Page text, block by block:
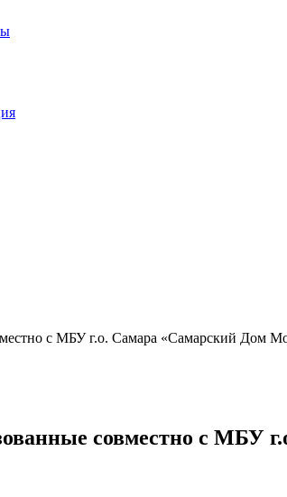
с МБУ г.о. Самара «Самарский Дом
совместно с МБУ